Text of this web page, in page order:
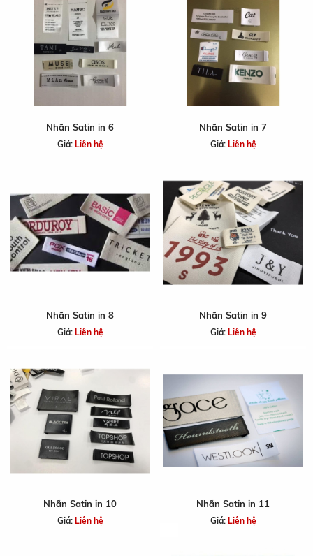
Nhãn Satin in 6
Giá: Liên hệ
Nhãn Satin in 7
Giá: Liên hệ
Nhãn Satin in 8
Giá: Liên hệ
Nhãn Satin in 9
Giá: Liên hệ
Nhãn Satin in 10
Giá: Liên hệ
Nhãn Satin in 11
Giá: Liên hệ